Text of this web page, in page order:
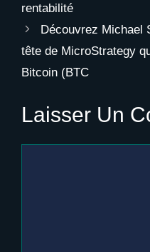
rentabilité
Découvrez Michael
tête de MicroStrategy
Bitcoin (BTC
Laisser Un